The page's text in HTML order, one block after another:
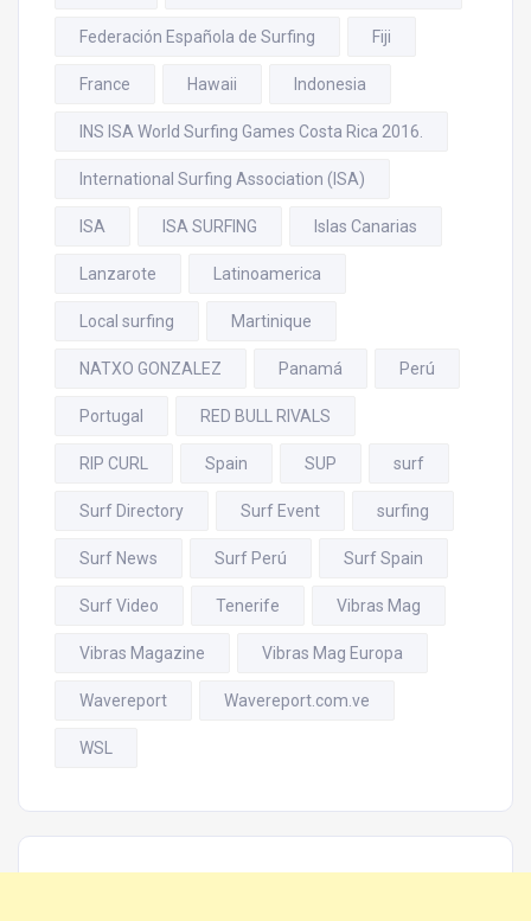
Federación Española de Surfing Fiji
France Hawaii Indonesia
INS ISA World Surfing Games Costa Rica 2016.
International Surfing Association (ISA)
ISA ISA SURFING Islas Canarias
Lanzarote Latinoamerica
Local surfing Martinique
NATXO GONZALEZ Panamá Perú
Portugal RED BULL RIVALS
RIP CURL Spain SUP surf
Surf Directory Surf Event surfing
Surf News Surf Perú Surf Spain
Surf Video Tenerife Vibras Mag
Vibras Magazine Vibras Mag Europa
Wavereport Wavereport.com.ve
WSL